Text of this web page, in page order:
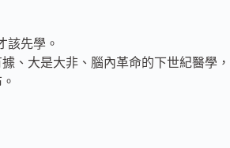
該先學。
、大是大非、腦內革命的下世紀醫學，